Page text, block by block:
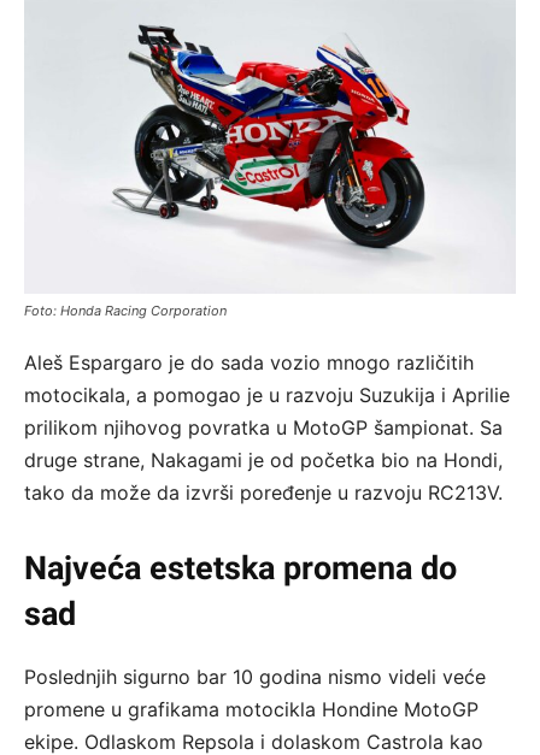
Foto: Honda Racing Corporation
Aleš Espargaro je do sada vozio mnogo različitih
motocikala, a pomogao je u razvoju Suzukija i Aprilie
prilikom njihovog povratka u MotoGP šampionat. Sa
druge strane, Nakagami je od početka bio na Hondi,
tako da može da izvrši poređenje u razvoju RC213V.
Najveća estetska promena do
sad
Poslednjih sigurno bar 10 godina nismo videli veće
promene u grafikama motocikla Hondine MotoGP
ekipe. Odlaskom Repsola i dolaskom Castrola kao